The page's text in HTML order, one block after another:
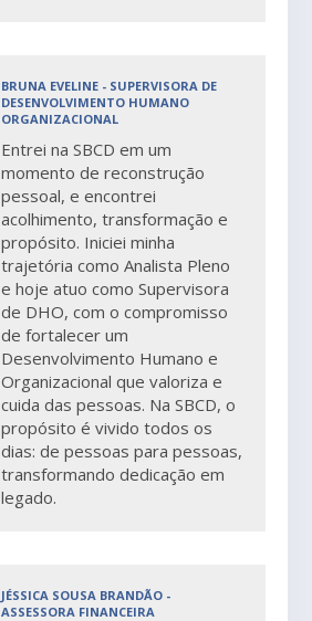
BRUNA EVELINE - SUPERVISORA DE
DESENVOLVIMENTO HUMANO
ORGANIZACIONAL
Entrei na SBCD em um
momento de reconstrução
pessoal, e encontrei
acolhimento, transformação e
propósito. Iniciei minha
trajetória como Analista Pleno
e hoje atuo como Supervisora
de DHO, com o compromisso
de fortalecer um
Desenvolvimento Humano e
Organizacional que valoriza e
cuida das pessoas. Na SBCD, o
propósito é vivido todos os
dias: de pessoas para pessoas,
transformando dedicação em
legado.
JÉSSICA SOUSA BRANDÃO -
ASSESSORA FINANCEIRA